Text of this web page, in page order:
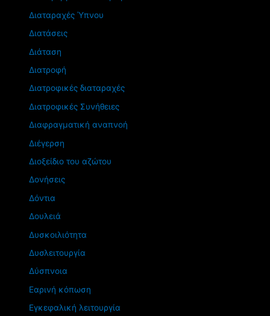
Διαταραχές Ύπνου
Διατάσεις
Διάταση
Διατροφή
Διατροφικές διαταραχές
Διατροφικές Συνήθειες
Διαφραγματική αναπνοή
Διέγερση
Διοξείδιο του αζώτου
Δονήσεις
Δόντια
Δουλειά
Δυσκοιλιότητα
Δυσλειτουργία
Δύσπνοια
Εαρινή κόπωση
Εγκεφαλική λειτουργία